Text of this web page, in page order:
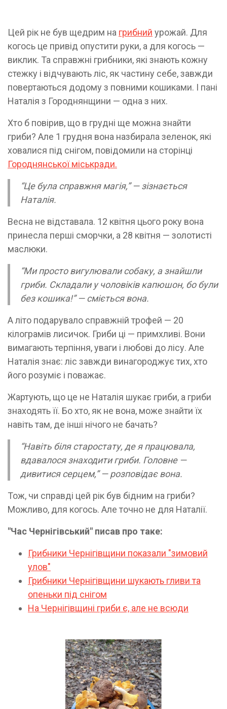
Цей рік не був щедрим на грибний урожай. Для
когось це привід опустити руки, а для когось —
виклик. Та справжні грибники, які знають кожну
стежку і відчувають ліс, як частину себе, завжди
повертаються додому з повними кошиками. І пані
Наталія з Городнянщини — одна з них.
Хто б повірив, що в грудні ще можна знайти
гриби? Але 1 грудня вона назбирала зеленок, які
ховалися під снігом, повідомили на сторінці
Городнянської міськради.
“Це була справжня магія,” — зізнається
Наталія.
Весна не відставала. 12 квітня цього року вона
принесла перші сморчки, а 28 квітня — золотисті
маслюки.
“Ми просто вигулювали собаку, а знайшли
гриби. Складали у чоловіків капюшон, бо були
без кошика!” — сміється вона.
А літо подарувало справжній трофей — 20
кілограмів лисичок. Гриби ці — примхливі. Вони
вимагають терпіння, уваги і любові до лісу. Але
Наталія знає: ліс завжди винагороджує тих, хто
його розуміє і поважає.
Жартують, що це не Наталія шукає гриби, а гриби
знаходять її. Бо хто, як не вона, може знайти їх
навіть там, де інші нічого не бачать?
“Навіть біля старостату, де я працювала,
вдавалося знаходити гриби. Головне —
дивитися серцем,” — розповідає вона.
Тож, чи справді цей рік був бідним на гриби?
Можливо, для когось. Але точно не для Наталії.
"Час Чернігівський" писав про таке:
Грибники Чернігівщини показали "зимовий
улов"
Грибники Чернігівщини шукають гливи та
опеньки під снігом
На Чернігівщині гриби є, але не всюди